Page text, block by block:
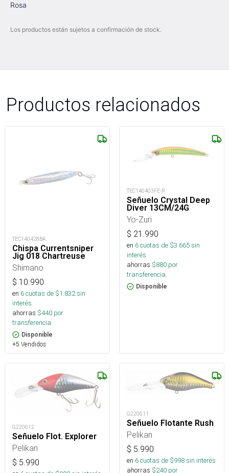
Rosa
Los productos están sujetos a confirmación de stock.
Productos relacionados
TEC140428BA
Chispa Currentsniper
Jig 018 Chartreuse
Shimano
$ 10.990
en 6cuotas de $1.832sin
interés
ahorras $440 por
transferencia.
Disponible
+5 Vendidos
TEC140403FE-R
Señuelo Crystal Deep
Diver 13CM/24G
Yo-Zuri
$ 21.990
en 6cuotas de $3.665sin
interés
ahorras $880 por
transferencia.
Disponible
G220612
Señuelo Flot. Explorer
Pelikan
$ 5.990
G220611
Señuelo Flotante Rush
Pelikan
$ 5.990
en 6cuotas de $998sin interés
ahorras $240 por